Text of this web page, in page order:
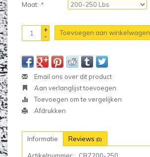
Maat: *
+
-
Toevoegen aan winkelwagen
Email ons over dit product
Aan verlanglijst toevoegen
Toevoegen om te vergelijken
Afdrukken
Informatie Reviews (0)